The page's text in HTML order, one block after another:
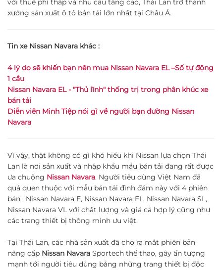
với thuế phí thấp và nhu cầu tăng cao, Thái Lan trở thành
xưởng sản xuất ô tô bán tải lớn nhất tại Châu Á.
Tin xe Nissan Navara khác :
4 lý do sẽ khiến bạn nên mua Nissan Navara EL –Số tự động
1 cầu
Nissan Navara EL - "Thủ lĩnh" thống trị trong phân khúc xe
bán tải
Diễn viên Minh Tiệp nói gì về người bạn đường Nissan
Navara
Vì vậy, thật không có gì khó hiểu khi Nissan lựa chọn Thái
Lan là nơi sản xuất và nhập khẩu mẫu bán tải đang rất được
ưa chuộng Nissan Navara. Người tiêu dùng Việt Nam đã
quá quen thuộc với mẫu bán tải đình đám này với 4 phiên
bản : Nissan Navara E, Nissan Navara EL, Nissan Navara SL,
Nissan Navara VL với chất lượng và giá cả hợp lý cũng như
các trang thiết bị thông minh ưu việt.
Tại Thái Lan, các nhà sản xuất đã cho ra mắt phiên bản
nâng cấp Nissan Navara Sportech thể thao, gây ấn tượng
mạnh tới người tiêu dùng bằng những trang thiết bị độc